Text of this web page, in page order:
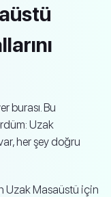
burası. Bu
Uzak
her şey doğru
Uzak Masaüstü için